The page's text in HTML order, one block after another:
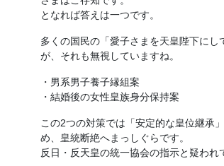
となれば答えは一つです。
多くの国民の「愛子さまを天皇陛下に
が、それも無視していますね。
・男系男子養子縁組案
・結婚後の女性皇族身分保持案
この2つの対策では「安定的な皇位継承
め、皇統断絶へまっしぐらです。
反日・反天皇の統一協会の指示と疑われ